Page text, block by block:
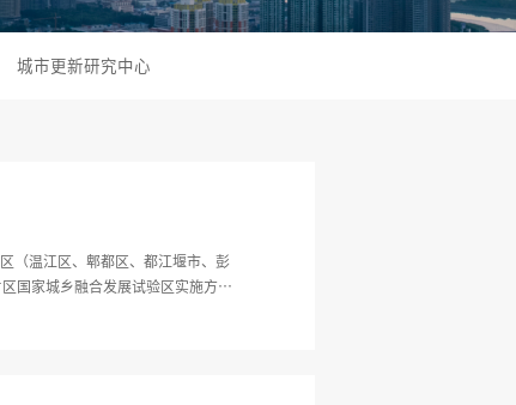
城市更新研究中心
（温江区、郫都区、都江堰市、彭
国家城乡融合发展试验区实施方